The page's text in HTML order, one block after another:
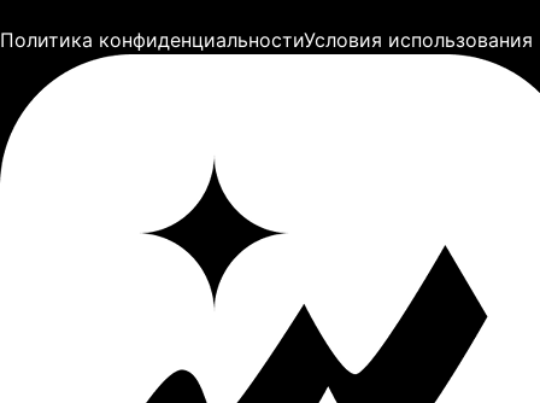
Политика конфиденциальностиУсловия использования